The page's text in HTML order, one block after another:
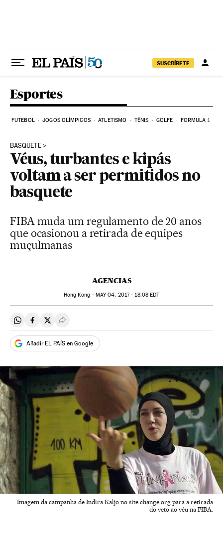
SUSCRÍBETE
Esportes
FUTEBOL JOGOS OLÍMPICOS ATLETISMO TÊNIS GOLFE FORMULA 1
BASQUETE
Véus, turbantes e kipás
voltam a ser permitidos no
basquete
FIBA muda um regulamento de 20 anos
que ocasionou a retirada de equipes
muçulmanas
AGENCIAS
Hong Kong - MAY04, 2017 - 18:08EDT
Compartir en Whatsapp
Compartir en Facebook
Compartir en Twitter
Desplegar Redes Sociales
Añadir EL PAÍS en Google
Imagem da campanha de Indira Kaljo no site change.org para a retirada
do veto ao véu na FIBA.